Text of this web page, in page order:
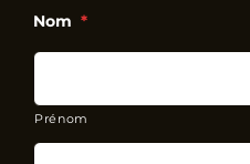
Nom *
Prénom